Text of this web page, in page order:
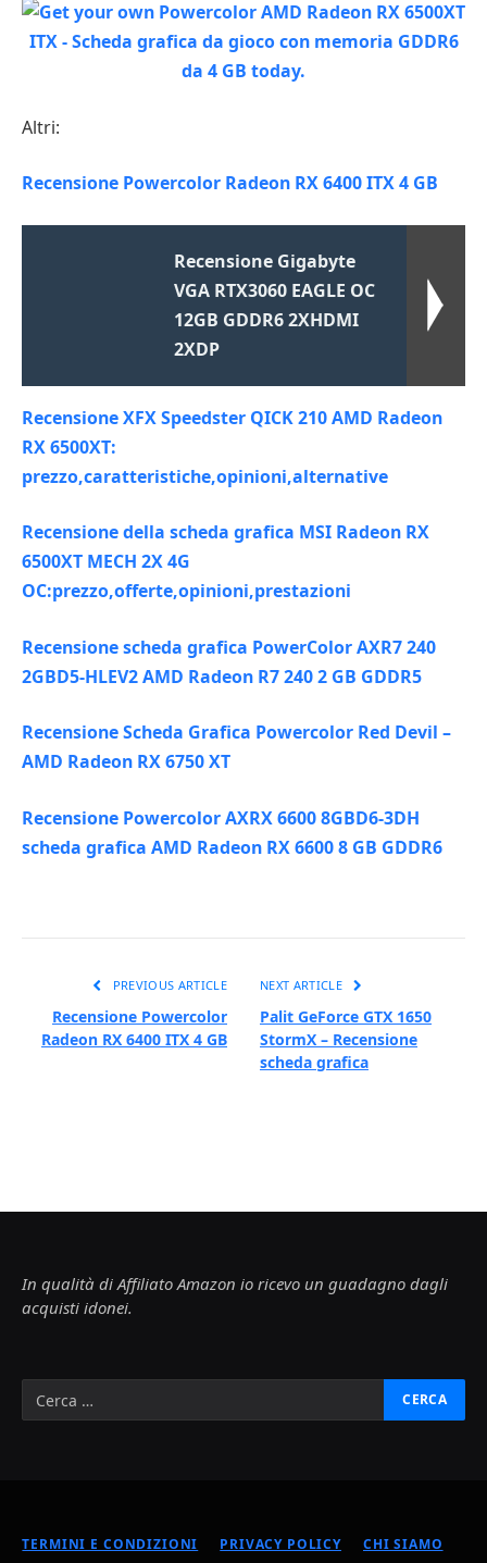
Altri:
Recensione Powercolor Radeon RX 6400 ITX 4 GB
Recensione Gigabyte
VGA RTX3060 EAGLE OC
12GB GDDR6 2XHDMI
2XDP
Recensione XFX Speedster QICK 210 AMD Radeon
RX 6500XT:
prezzo,caratteristiche,opinioni,alternative
Recensione della scheda grafica MSI Radeon RX
6500XT MECH 2X 4G
OC:prezzo,offerte,opinioni,prestazioni
Recensione scheda grafica PowerColor AXR7 240
2GBD5-HLEV2 AMD Radeon R7 240 2 GB GDDR5
Recensione Scheda Grafica Powercolor Red Devil –
AMD Radeon RX 6750 XT
Recensione Powercolor AXRX 6600 8GBD6-3DH
scheda grafica AMD Radeon RX 6600 8 GB GDDR6
PREVIOUS ARTICLE
Recensione Powercolor
Radeon RX 6400 ITX 4 GB
NEXT ARTICLE
Palit GeForce GTX 1650
StormX – Recensione
scheda grafica
In qualità di Affiliato Amazon io ricevo un guadagno dagli
acquisti idonei.
TERMINI E CONDIZIONI PRIVACY POLICY CHI SIAMO